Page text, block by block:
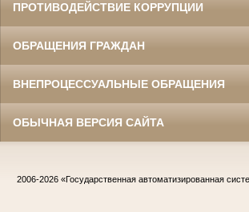
ПРОТИВОДЕЙСТВИЕ КОРРУПЦИИ
ОБРАЩЕНИЯ ГРАЖДАН
ВНЕПРОЦЕССУАЛЬНЫЕ ОБРАЩЕНИЯ
ОБЫЧНАЯ ВЕРСИЯ САЙТА
2006-2026 «Государственная автоматизированная